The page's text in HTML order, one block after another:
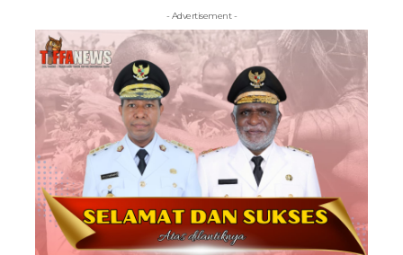
- Advertisement -